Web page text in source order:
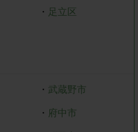
・ 足立区
・ 武蔵野市
・ 府中市